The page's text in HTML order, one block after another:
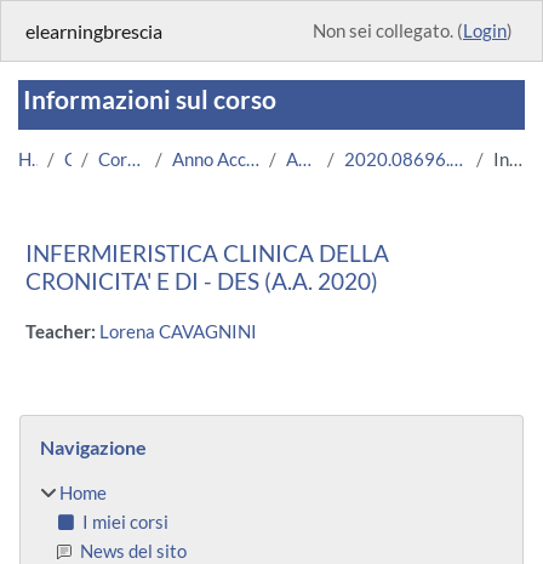
elearningbrescia Non sei collegato. (Login)
Informazioni sul corso
Home Corsi Corsi Istituzionali Anno Accademico 2020/2021 Area Medica 2020.08696.2011.3.U11156.DES_4212 Introduzione
INFERMIERISTICA CLINICA DELLA
CRONICITA' E DI - DES (A.A. 2020)
Teacher: Lorena CAVAGNINI
Blocchi
Navigazione
Home
I miei corsi
News del sito